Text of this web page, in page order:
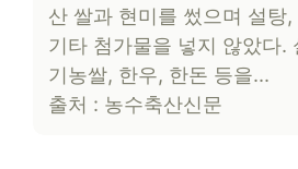
산 쌀과 현미를 썼으며 설탕
기타 첨가물을 넣지 않았다.
기농쌀, 한우, 한돈 등을…
출처 : 농수축산신문